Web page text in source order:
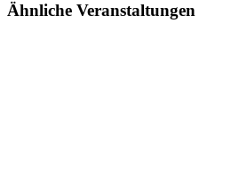
Ähnliche Veranstaltungen